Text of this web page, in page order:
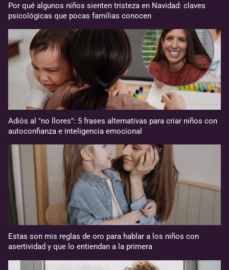
Por qué algunos niños sienten tristeza en Navidad: claves
psicológicas que pocas familias conocen
Adiós al "no llores": 5 frases alternativas para criar niños con
autoconfianza e inteligencia emocional
Estas son mis reglas de oro para hablar a los niños con
asertividad y que lo entiendan a la primera